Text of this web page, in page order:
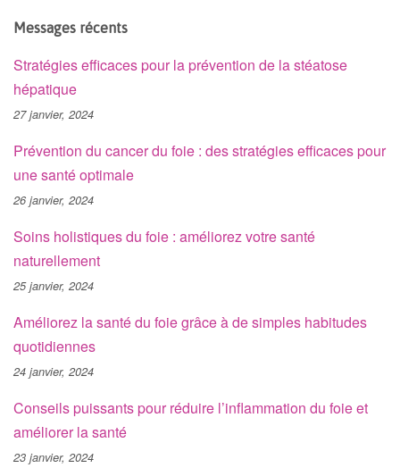
Messages récents
Stratégies efficaces pour la prévention de la stéatose
hépatique
27 janvier, 2024
Prévention du cancer du foie : des stratégies efficaces pour
une santé optimale
26 janvier, 2024
Soins holistiques du foie : améliorez votre santé
naturellement
25 janvier, 2024
Améliorez la santé du foie grâce à de simples habitudes
quotidiennes
24 janvier, 2024
Conseils puissants pour réduire l’inflammation du foie et
améliorer la santé
23 janvier, 2024